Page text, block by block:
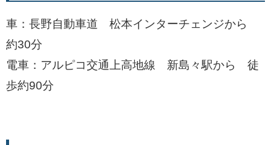
車：長野自動車道 松本インターチェンジから
約30分
電車：アルピコ交通上高地線 新島々駅から 徒
歩約90分